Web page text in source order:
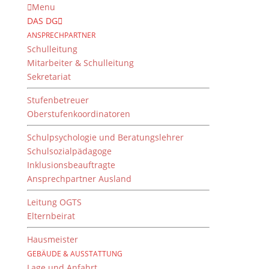
Menu
DAS DG
ANSPRECHPARTNER
Schulleitung
Mitarbeiter & Schulleitung
Sekretariat
Stufenbetreuer
Oberstufenkoordinatoren
Schulpsychologie und Beratungslehrer
Schulsozialpädagoge
Inklusionsbeauftragte
Ansprechpartner Ausland
Leitung OGTS
Elternbeirat
Hausmeister
GEBÄUDE & AUSSTATTUNG
Begabtenförderung
Biophysikalische
Untersuchungs-
Methoden
7. Juni 2019